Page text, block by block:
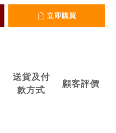
立即購買
送貨及付
款方式
顧客評價